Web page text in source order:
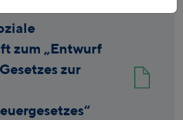
zum „Entwurf
zur